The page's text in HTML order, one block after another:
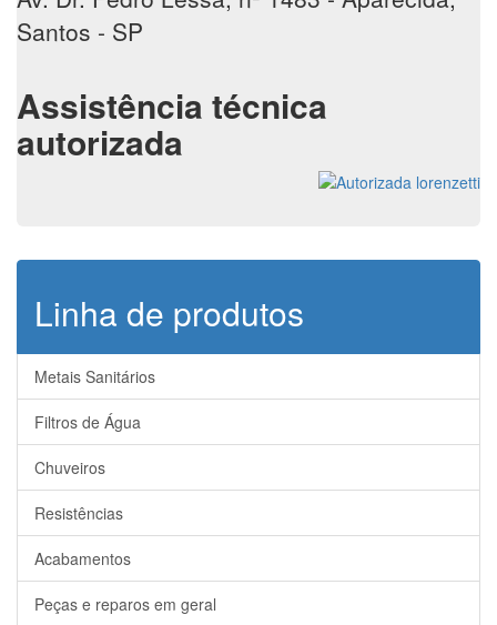
Santos - SP
Assistência técnica
autorizada
Linha de produtos
Metais Sanitários
Filtros de Água
Chuveiros
Resistências
Acabamentos
Peças e reparos em geral